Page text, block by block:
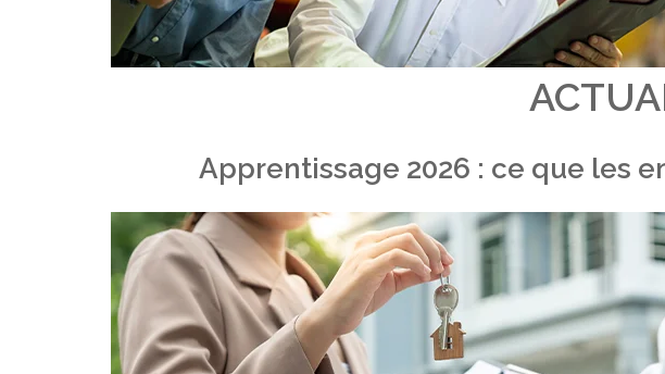
Apprentissage 2026 : ce que les